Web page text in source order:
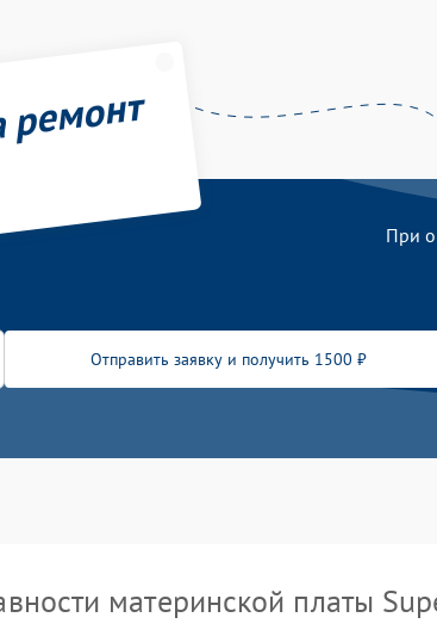
При
Отправить заявку и получить 1500 ₽
материнской платы